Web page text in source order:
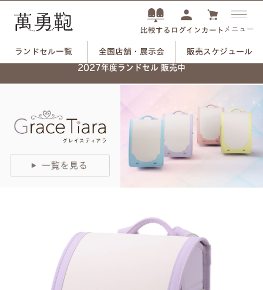
比較する ログイン カート メニュー
販売スケジュール
ランドセル一覧
全国店舗・展示会
2027年度ランドセル 販売中
ピンクゴールド×ハートのモチーフ